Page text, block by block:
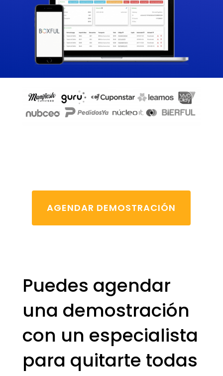
AGENDAR DEMOSTRACIÓN
Puedes agendar
una demostración
con un especialista
para quitarte todas